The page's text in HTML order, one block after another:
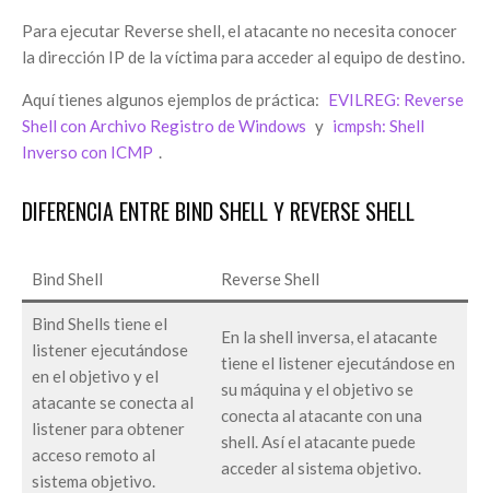
Para ejecutar Reverse shell, el atacante no necesita conocer
la dirección IP de la víctima para acceder al equipo de destino.
Aquí tienes algunos ejemplos de práctica: EVILREG: Reverse
Shell con Archivo Registro de Windows y icmpsh: Shell
Inverso con ICMP .
DIFERENCIA ENTRE BIND SHELL Y REVERSE SHELL
Bind Shell Reverse Shell
Bind Shells tiene el
listener ejecutándose
en el objetivo y el
atacante se conecta al
listener para obtener
acceso remoto al
sistema objetivo.
En la shell inversa, el atacante
tiene el listener ejecutándose en
su máquina y el objetivo se
conecta al atacante con una
shell. Así el atacante puede
acceder al sistema objetivo.